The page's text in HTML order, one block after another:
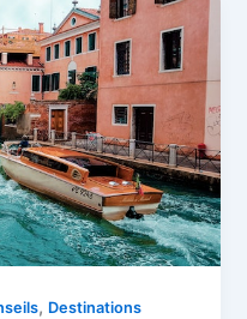
, Destinations